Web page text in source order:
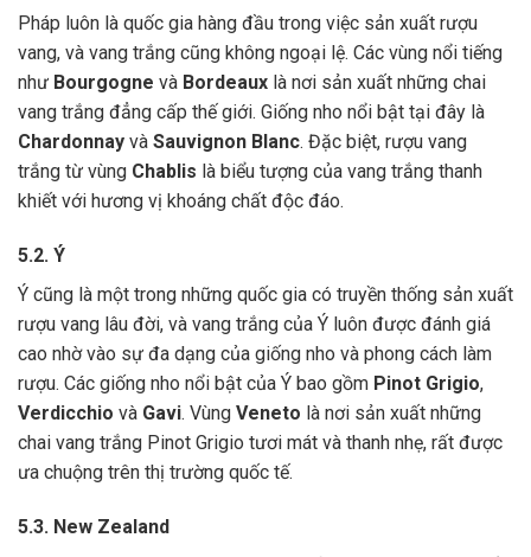
Pháp luôn là quốc gia hàng đầu trong việc sản xuất rượu
vang, và vang trắng cũng không ngoại lệ. Các vùng nổi tiếng
như Bourgogne và Bordeaux là nơi sản xuất những chai
vang trắng đẳng cấp thế giới. Giống nho nổi bật tại đây là
Chardonnay và Sauvignon Blanc. Đặc biệt, rượu vang
trắng từ vùng Chablis là biểu tượng của vang trắng thanh
khiết với hương vị khoáng chất độc đáo.
5.2. Ý
Ý cũng là một trong những quốc gia có truyền thống sản xuất
rượu vang lâu đời, và vang trắng của Ý luôn được đánh giá
cao nhờ vào sự đa dạng của giống nho và phong cách làm
rượu. Các giống nho nổi bật của Ý bao gồm Pinot Grigio,
Verdicchio và Gavi. Vùng Veneto là nơi sản xuất những
chai vang trắng Pinot Grigio tươi mát và thanh nhẹ, rất được
ưa chuộng trên thị trường quốc tế.
5.3. New Zealand